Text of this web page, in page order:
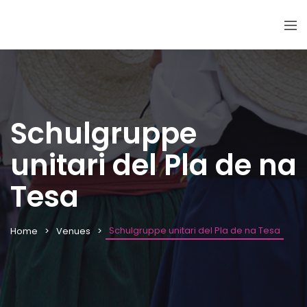
Schulgruppe
unitari del Pla de na
Tesa
Home Venues Schulgruppe unitari del Pla de na Tesa